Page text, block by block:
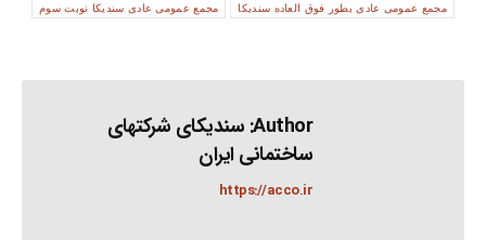
مجمع عمومی عادی بطور فوق العاده سندیکا مجمع عمومی عادی سندیکا نوبت سوم
Author: سندیکای شرکتهای
ساختمانی ایران
https://acco.ir